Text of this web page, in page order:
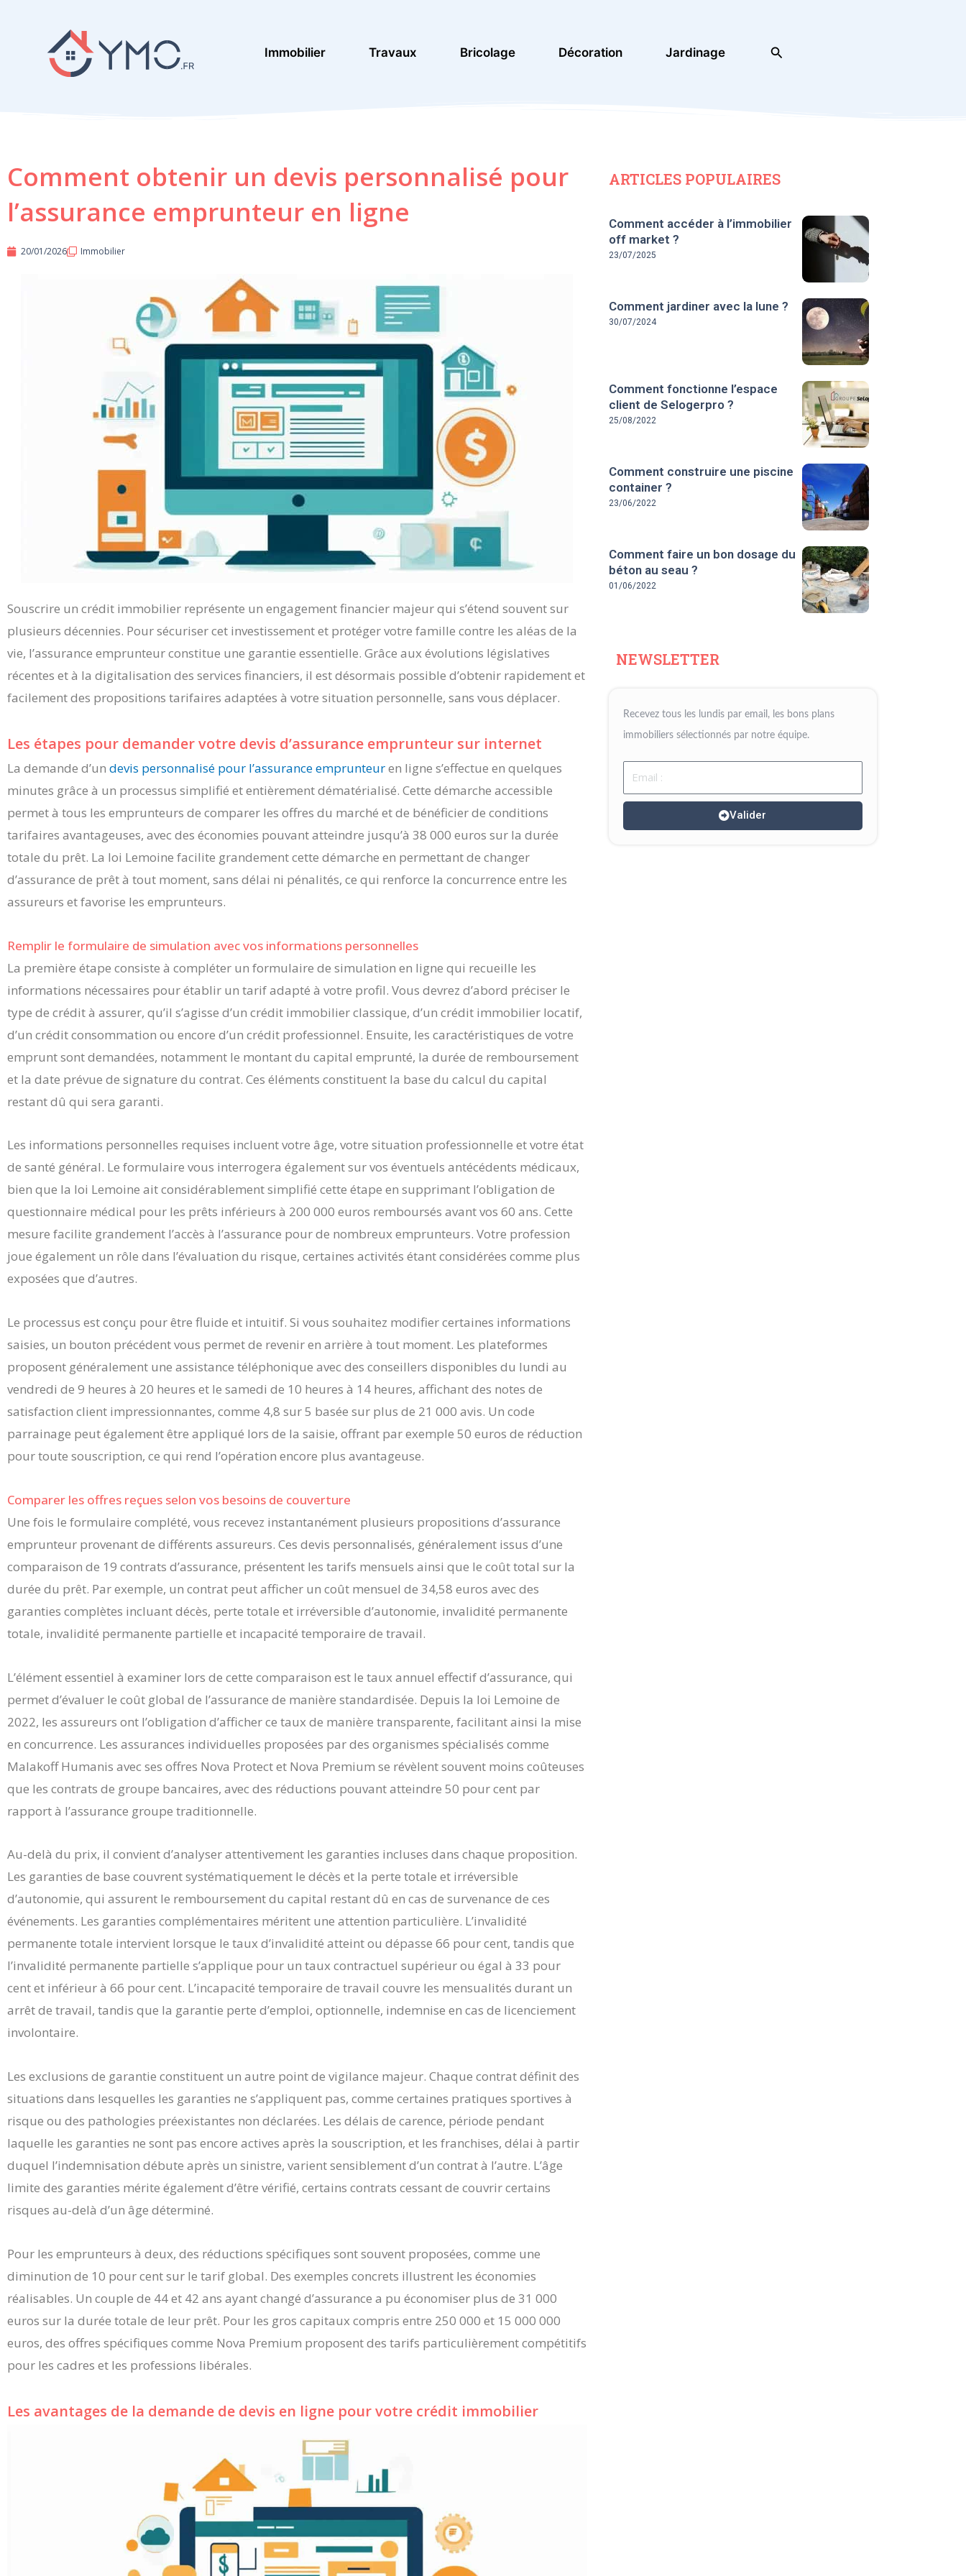
Immobilier Travaux Bricolage Décoration Jardinage Rechercher
Comment obtenir un devis personnalisé pour
l’assurance emprunteur en ligne
20/01/2026 Immobilier
Souscrire un crédit immobilier représente un engagement financier majeur qui s’étend souvent sur
plusieurs décennies. Pour sécuriser cet investissement et protéger votre famille contre les aléas de la
vie, l’assurance emprunteur constitue une garantie essentielle. Grâce aux évolutions législatives
récentes et à la digitalisation des services financiers, il est désormais possible d’obtenir rapidement et
facilement des propositions tarifaires adaptées à votre situation personnelle, sans vous déplacer.
Les étapes pour demander votre devis d’assurance emprunteur sur internet
La demande d’un devis personnalisé pour l’assurance emprunteuren ligne s’effectue en quelques
minutes grâce à un processus simplifié et entièrement dématérialisé. Cette démarche accessible
permet à tous les emprunteurs de comparer les offres du marché et de bénéficier de conditions
tarifaires avantageuses, avec des économies pouvant atteindre jusqu’à 38 000 euros sur la durée
totale du prêt. La loi Lemoine facilite grandement cette démarche en permettant de changer
d’assurance de prêt à tout moment, sans délai ni pénalités, ce qui renforce la concurrence entre les
assureurs et favorise les emprunteurs.
Remplir le formulaire de simulation avec vos informations personnelles
La première étape consiste à compléter un formulaire de simulation en ligne qui recueille les
informations nécessaires pour établir un tarif adapté à votre profil. Vous devrez d’abord préciser le
type de crédit à assurer, qu’il s’agisse d’un crédit immobilier classique, d’un crédit immobilier locatif,
d’un crédit consommation ou encore d’un crédit professionnel. Ensuite, les caractéristiques de votre
emprunt sont demandées, notamment le montant du capital emprunté, la durée de remboursement
et la date prévue de signature du contrat. Ces éléments constituent la base du calcul du capital
restant dû qui sera garanti.
Les informations personnelles requises incluent votre âge, votre situation professionnelle et votre état
de santé général. Le formulaire vous interrogera également sur vos éventuels antécédents médicaux,
bien que la loi Lemoine ait considérablement simplifié cette étape en supprimant l’obligation de
questionnaire médical pour les prêts inférieurs à 200 000 euros remboursés avant vos 60 ans. Cette
mesure facilite grandement l’accès à l’assurance pour de nombreux emprunteurs. Votre profession
joue également un rôle dans l’évaluation du risque, certaines activités étant considérées comme plus
exposées que d’autres.
Le processus est conçu pour être fluide et intuitif. Si vous souhaitez modifier certaines informations
saisies, un bouton précédent vous permet de revenir en arrière à tout moment. Les plateformes
proposent généralement une assistance téléphonique avec des conseillers disponibles du lundi au
vendredi de 9 heures à 20 heures et le samedi de 10 heures à 14 heures, affichant des notes de
satisfaction client impressionnantes, comme 4,8 sur 5 basée sur plus de 21 000 avis. Un code
parrainage peut également être appliqué lors de la saisie, offrant par exemple 50 euros de réduction
pour toute souscription, ce qui rend l’opération encore plus avantageuse.
Comparer les offres reçues selon vos besoins de couverture
Une fois le formulaire complété, vous recevez instantanément plusieurs propositions d’assurance
emprunteur provenant de différents assureurs. Ces devis personnalisés, généralement issus d’une
comparaison de 19 contrats d’assurance, présentent les tarifs mensuels ainsi que le coût total sur la
durée du prêt. Par exemple, un contrat peut afficher un coût mensuel de 34,58 euros avec des
garanties complètes incluant décès, perte totale et irréversible d’autonomie, invalidité permanente
totale, invalidité permanente partielle et incapacité temporaire de travail.
L’élément essentiel à examiner lors de cette comparaison est le taux annuel effectif d’assurance, qui
permet d’évaluer le coût global de l’assurance de manière standardisée. Depuis la loi Lemoine de
2022, les assureurs ont l’obligation d’afficher ce taux de manière transparente, facilitant ainsi la mise
en concurrence. Les assurances individuelles proposées par des organismes spécialisés comme
Malakoff Humanis avec ses offres Nova Protect et Nova Premium se révèlent souvent moins coûteuses
que les contrats de groupe bancaires, avec des réductions pouvant atteindre 50 pour cent par
rapport à l’assurance groupe traditionnelle.
Au-delà du prix, il convient d’analyser attentivement les garanties incluses dans chaque proposition.
Les garanties de base couvrent systématiquement le décès et la perte totale et irréversible
d’autonomie, qui assurent le remboursement du capital restant dû en cas de survenance de ces
événements. Les garanties complémentaires méritent une attention particulière. L’invalidité
permanente totale intervient lorsque le taux d’invalidité atteint ou dépasse 66 pour cent, tandis que
l’invalidité permanente partielle s’applique pour un taux contractuel supérieur ou égal à 33 pour
cent et inférieur à 66 pour cent. L’incapacité temporaire de travail couvre les mensualités durant un
arrêt de travail, tandis que la garantie perte d’emploi, optionnelle, indemnise en cas de licenciement
involontaire.
Les exclusions de garantie constituent un autre point de vigilance majeur. Chaque contrat définit des
situations dans lesquelles les garanties ne s’appliquent pas, comme certaines pratiques sportives à
risque ou des pathologies préexistantes non déclarées. Les délais de carence, période pendant
laquelle les garanties ne sont pas encore actives après la souscription, et les franchises, délai à partir
duquel l’indemnisation débute après un sinistre, varient sensiblement d’un contrat à l’autre. L’âge
limite des garanties mérite également d’être vérifié, certains contrats cessant de couvrir certains
risques au-delà d’un âge déterminé.
Pour les emprunteurs à deux, des réductions spécifiques sont souvent proposées, comme une
diminution de 10 pour cent sur le tarif global. Des exemples concrets illustrent les économies
réalisables. Un couple de 44 et 42 ans ayant changé d’assurance a pu économiser plus de 31 000
euros sur la durée totale de leur prêt. Pour les gros capitaux compris entre 250 000 et 15 000 000
euros, des offres spécifiques comme Nova Premium proposent des tarifs particulièrement compétitifs
pour les cadres et les professions libérales.
Les avantages de la demande de devis en ligne pour votre crédit immobilier
ARTICLES POPULAIRES
Comment accéder à l’immobilier
off market ?
23/07/2025
Comment jardiner avec la lune ?
30/07/2024
Comment fonctionne l’espace
client de Selogerpro ?
25/08/2022
Comment construire une piscine
container ?
23/06/2022
Comment faire un bon dosage du
béton au seau ?
01/06/2022
NEWSLETTER
Recevez tous les lundis par email, les bons plans
immobiliers sélectionnés par notre équipe.
Email
Valider